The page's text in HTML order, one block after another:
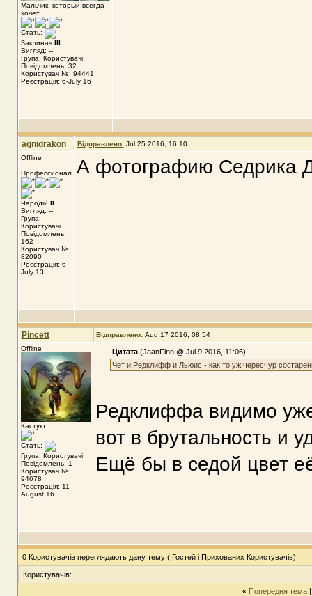
Мальчик, который всегда
хочет
Стать:
Заклинач III
Вигляд: --
Група: Користувачі
Повідомлень: 32
Користувач №: 94441
Реєстрація: 6-July 16
agnidrakon Відправлено: Jul 25 2016, 16:10
Offline
Профессионал
Чародій II
Вигляд: --
Група:
Користувачі
Повідомлень:
162
Користувач №:
82090
Реєстрація: 6-
July 13
А фотографию Седрика
Pincett Відправлено: Aug 17 2016, 08:54
Offline
Кастую
Стать:
Група: Користувачі
Повідомлень: 1
Користувач №:
94678
Реєстрація: 11-
August 16
Цитата (JaanFinn @ Jul 9 2016, 11:06)
Чет и Редклифф и Льюис - как то уж чересчур
Редклиффа видимо
вот в брутальность и
Ещё бы в седой цвет
0 Користувачів переглядають дану тему ( Гостей і Прихованих Користувачів)
Користувачів:
« Попередня тема